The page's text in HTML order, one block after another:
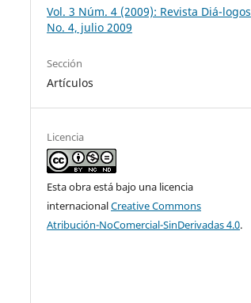
Vol. 3 Núm. 4 (2009): Revista Diá-logos
No. 4, julio 2009
Sección
Artículos
Licencia
Esta obra está bajo una licencia
internacionalCreative Commons
Atribución-NoComercial-SinDerivadas 4.0.